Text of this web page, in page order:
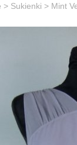
> Sukienki > Mint